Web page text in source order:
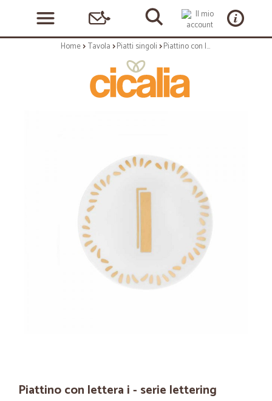
Home Tavola Piatti singoli Piattino con lettera i - serie lettering
Piattino con lettera i - serie lettering